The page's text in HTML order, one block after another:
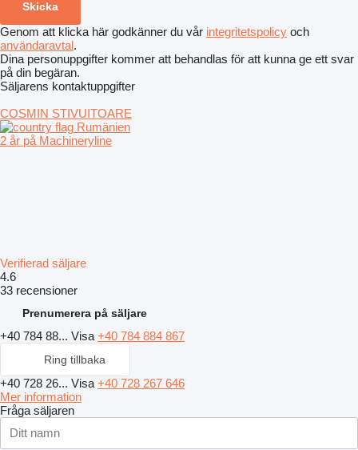
Genom att klicka här godkänner du vår integritetspolicy och
användaravtal.
Dina personuppgifter kommer att behandlas för att kunna ge ett svar
på din begäran.
Säljarens kontaktuppgifter
COSMIN STIVUITOARE
Rumänien
2 år på Machineryline
Verifierad säljare
4.6
33 recensioner
Prenumerera på säljare
+40 784 88... Visa +40 784 884 867
Ring tillbaka
+40 728 26... Visa +40 728 267 646
Mer information
Fråga säljaren